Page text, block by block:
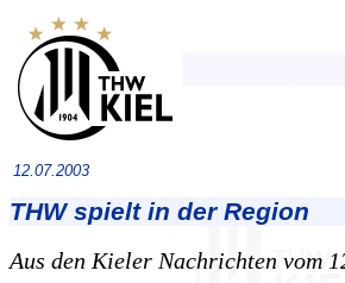
12.07.2003
THW spielt in der Region
Aus den Kieler Nachrichten vom